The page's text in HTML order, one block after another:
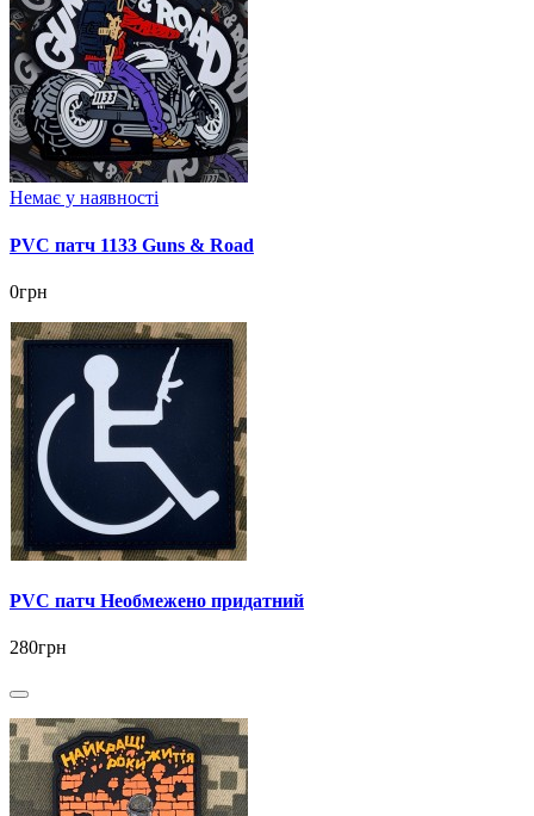
Немає у наявності
PVC патч 1133 Guns & Road
0грн
PVC патч Необмежено придатний
280грн